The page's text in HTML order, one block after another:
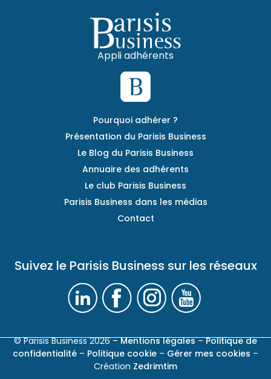
Appli adhérents
Pourquoi adhérer ?
Présentation du Parisis Business
Le Blog du Parisis Business
Annuaire des adhérents
Le club Parisis Business
Parisis Business dans les médias
Contact
Suivez le Parisis Business sur les réseaux
© Parisis Business 2026– Mentions légales–Politique de
confidentialité – Politique cookie – Gérer mes cookies –
Création Zedrimtim